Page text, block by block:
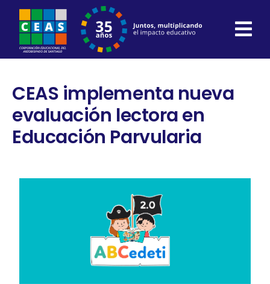
CEAS implementa nueva
evaluación lectora en
Educación Parvularia